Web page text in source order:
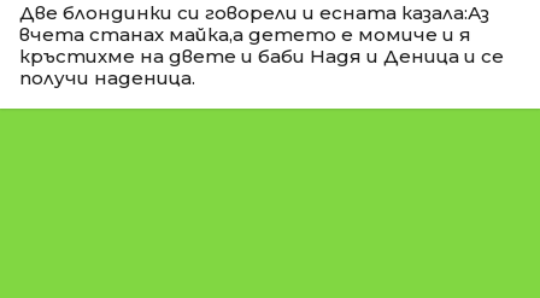
Две блондинки си говорели и есната казала:Аз
вчета станах майка,а детето е момиче и я
кръстихме на двете и баби Надя и Деница и се
получи наденица.